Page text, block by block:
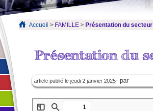
Accueil > FAMILLE> Présentation du secteur
article publié le jeudi 2 janvier 2025- par